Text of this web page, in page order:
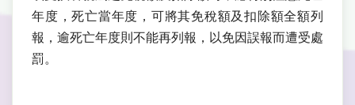
年度，死亡當年度，可將其免稅額及扣除額全額列
報，逾死亡年度則不能再列報，以免因誤報而遭受處
罰。